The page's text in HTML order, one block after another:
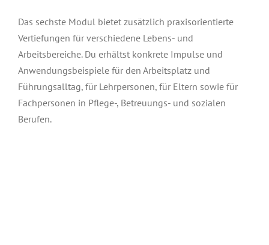
Das sechste Modul bietet zusätzlich praxisorientierte
Vertiefungen für verschiedene Lebens- und
Arbeitsbereiche. Du erhältst konkrete Impulse und
Anwendungsbeispiele für den Arbeitsplatz und
Führungsalltag, für Lehrpersonen, für Eltern sowie für
Fachpersonen in Pflege-, Betreuungs- und sozialen
Berufen.